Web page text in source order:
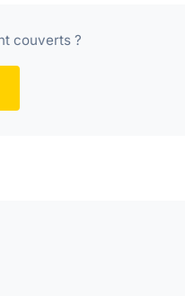
couverts ?